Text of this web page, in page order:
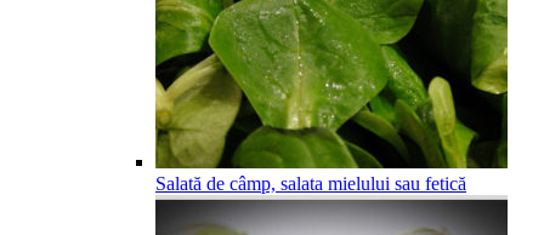
Salată de câmp, salata mielului sau fetică